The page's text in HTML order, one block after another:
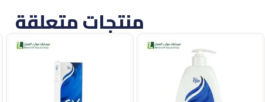
منتجات متعلقة